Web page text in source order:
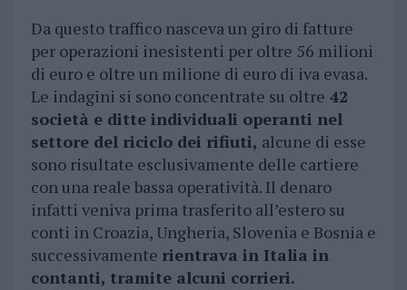
Da questo traffico nasceva un giro di fatture
per operazioni inesistenti per oltre 56 milioni
di euro e oltre un milione di euro di iva evasa.
Le indagini si sono concentrate su oltre 42
società e ditte individuali operanti nel
settore del riciclo dei rifiuti, alcune di esse
sono risultate esclusivamente delle cartiere
con una reale bassa operatività. Il denaro
infatti veniva prima trasferito all’estero su
conti in Croazia, Ungheria, Slovenia e Bosnia e
successivamente rientrava in Italia in
contanti, tramite alcuni corrieri.